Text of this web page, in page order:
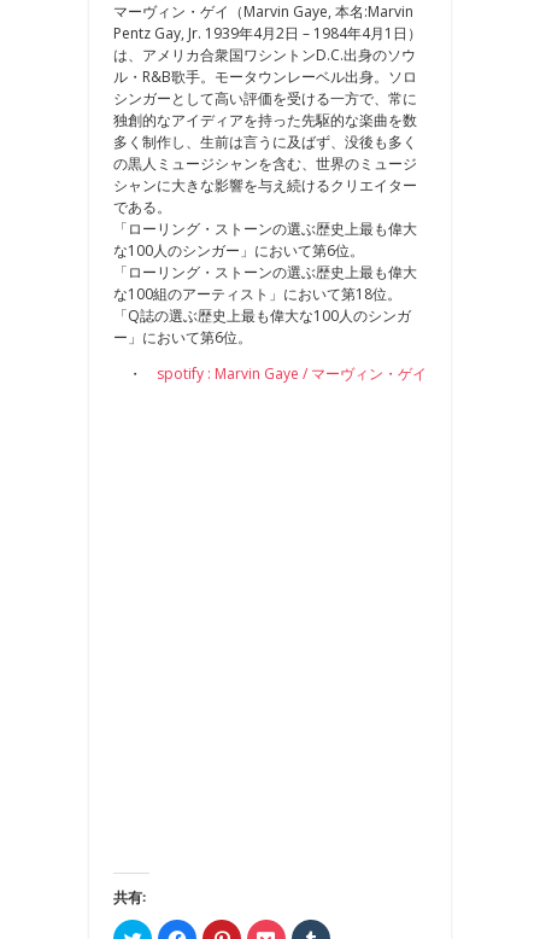
マーヴィン・ゲイ（Marvin Gaye, 本名:Marvin
Pentz Gay, Jr. 1939年4月2日 – 1984年4月1日）
は、アメリカ合衆国ワシントンD.C.出身のソウ
ル・R&B歌手。モータウンレーベル出身。ソロ
シンガーとして高い評価を受ける一方で、常に
独創的なアイディアを持った先駆的な楽曲を数
多く制作し、生前は言うに及ばず、没後も多く
の黒人ミュージシャンを含む、世界のミュージ
シャンに大きな影響を与え続けるクリエイター
である。
「ローリング・ストーンの選ぶ歴史上最も偉大
な100人のシンガー」において第6位。
「ローリング・ストーンの選ぶ歴史上最も偉大
な100組のアーティスト」において第18位。
「Q誌の選ぶ歴史上最も偉大な100人のシンガ
ー」において第6位。
・ spotify : Marvin Gaye / マーヴィン・ゲイ
共有: